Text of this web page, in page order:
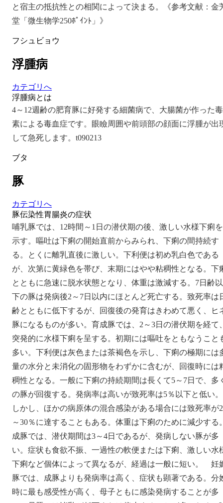
と宿主の抵抗性との相関によって決まる。《参考文献：金
堂「微生物学250ﾎﾟｲﾝﾄ」》
フシュビョウ
浮腫病
カテゴリへ
浮腫病とは
4～12週齢の肥育豚に好発する細菌病で、大腸菌が作った毒
素による毒血症です。眼瞼周囲や前頭部の顔面に浮腫が出
して急死します。t090213
ブタ
豚
カテゴリへ
豚伝染性胃腸炎の症状
哺乳豚では、12時間～1日の潜伏期の後、激しい水様下痢を
示す。嘔吐は下痢の開始直前からみられ、下痢の間持続す
る。とくに離乳直後に激しい。下利便は初め乳白色である
が、次第に黄緑色を帯び、末期にはやや粘稠性となる。下
とともに急速に脱水状態となり、体重は激減する。7日齢以
下の豚は発病後2～7日以内にほとんど死亡する。致死率は
齢とともに低下するが、回復後の発育はきわめて悪く、ヒ
豚になるものが多い。育成豚では、2～3日の潜伏期を経て
突発的に水様下痢を呈する。初期には嘔吐をともなうこと
多い。下利便は灰色または茶褐色を示し、下痢の極期には
量の水分と未消化の固形物をわずかに含むが、回復時には
稠性となる。一般に下痢の持続期間は長くて5～7日で、多
の豚が回復する。発病率は高いが致死率は5％以下と低い。
しかし、ほかの病原体の混合感染がある場合には致死率が
～30％に達することもある。体重は下痢のために減少する
成豚では、潜伏期間は3～4日であるが、発病しない豚が多
い。症状も食欲不振、一過性の軟便または下痢、激しい水
下痢など個体によって異なるが、経過は一般に短い。 妊
豚では、成豚よりも発病率は高く、症状も顕著である。分
時に最も感受性が高く、母子ともに感染発病することが多